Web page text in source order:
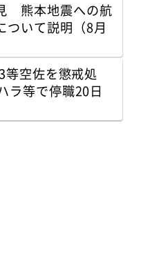
熊本地震への航
ついて説明（8月
空佐を懲戒処
等で停職20日